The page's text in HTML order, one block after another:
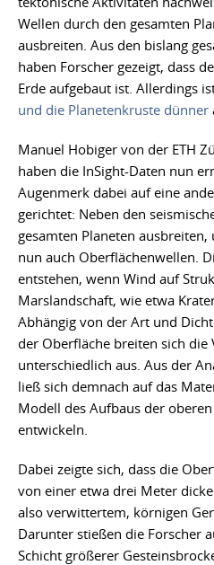
Wellen durch den gesamten
ausbreiten. Aus den bislang
haben Forscher gezeigt, dass
Erde aufgebaut ist. Allerdings
und die Planetenkruste dünner
Manuel Hobiger von der ETH
haben die InSight-Daten nun
Augenmerk dabei auf eine
gerichtet: Neben den
gesamten Planeten
nun auch Oberflächenwellen.
entstehen, wenn Wind auf
Marslandschaft, wie etwa
Abhängig von der Art und
der Oberfläche breiten sich die
unterschiedlich aus. Aus der
ließ sich demnach auf das
Modell des Aufbaus der
entwickeln.
Dabei zeigte sich, dass die
von einer etwa drei Meter
also verwittertem, körnigen
Darunter stießen die Forscher
Schicht größerer